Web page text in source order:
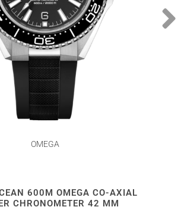
OMEGA
600M OMEGA CO-AXIAL
CHRONOMETER 42 MM